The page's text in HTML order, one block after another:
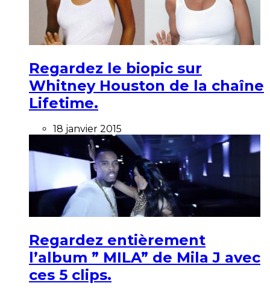
Regardez le biopic sur
Whitney Houston de la chaîne
Lifetime.
18 janvier 2015
Regardez entièrement
l’album ” MILA” de Mila J avec
ces 5 clips.